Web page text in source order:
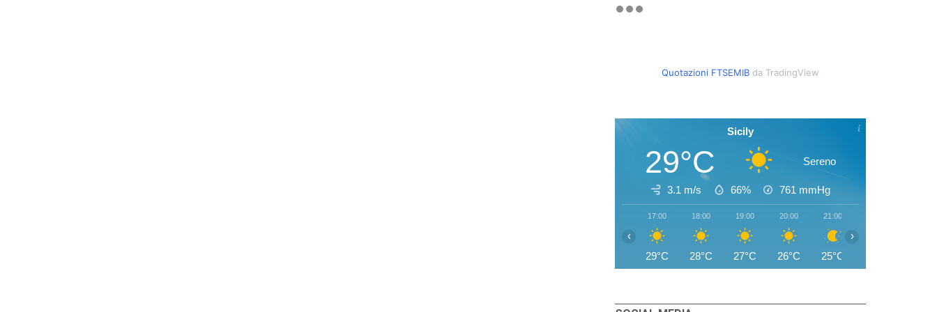
Quotazioni FTSEMIB da TradingView
Sicily
29°C Sereno
3.1 m/s 66% 761 mmHg
17:00
29°C
18:00
28°C
19:00
27°C
20:00
26°C
21:00
25°C
‹ ›